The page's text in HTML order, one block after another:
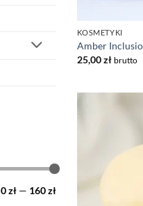
0 zł — 160 zł
KOSMETYKI
Amber
25,00zł brutto